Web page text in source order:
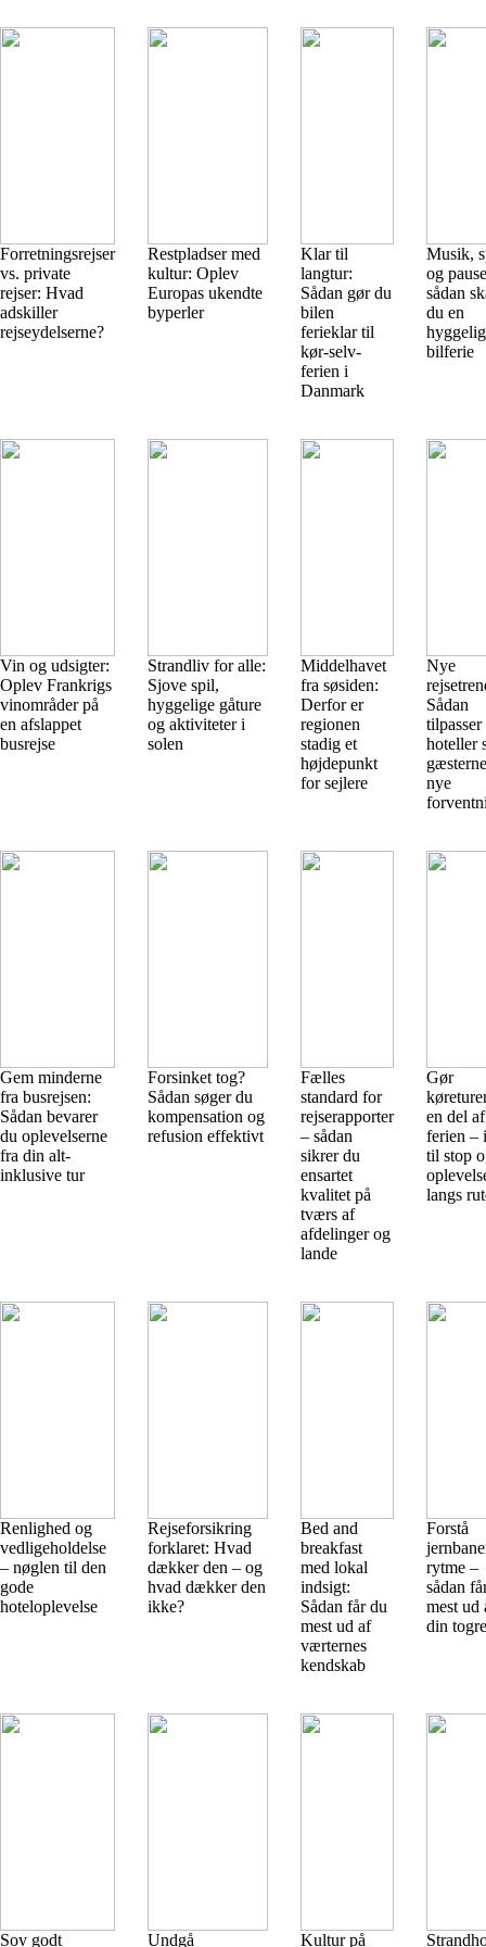
Forretningsrejser
vs. private
rejser: Hvad
adskiller
rejseydelserne?
Restpladser med
kultur: Oplev
Europas ukendte
byperler
Klar til
langtur:
Sådan gør du
bilen
ferieklar til
kør-selv-
ferien i
Danmark
Musik,
og
sådan
du en
hyggelig
bilferie
Vin og udsigter:
Oplev Frankrigs
vinområder på
en afslappet
busrejse
Strandliv for alle:
Sjove spil,
hyggelige gåture
og aktiviteter i
solen
Middelhavet
fra søsiden:
Derfor er
regionen
stadig et
højdepunkt
for sejlere
Nye
Sådan
tilpasser
hoteller
nye
Gem minderne
fra busrejsen:
Sådan bevarer
du oplevelserne
fra din alt-
inklusive tur
Forsinket tog?
Sådan søger du
kompensation og
refusion effektivt
Fælles
standard for
rejserapporter
– sådan
sikrer du
ensartet
kvalitet på
tværs af
afdelinger og
lande
Gør
en del af
ferien –
til stop
langs
Renlighed og
vedligeholdelse
– nøglen til den
gode
hoteloplevelse
Rejseforsikring
forklaret: Hvad
dækker den – og
hvad dækker den
ikke?
Bed and
breakfast
med lokal
indsigt:
Sådan får du
mest ud af
værternes
kendskab
Forstå
rytme –
sådan
mest ud
din
Sov godt Undgå Kultur på